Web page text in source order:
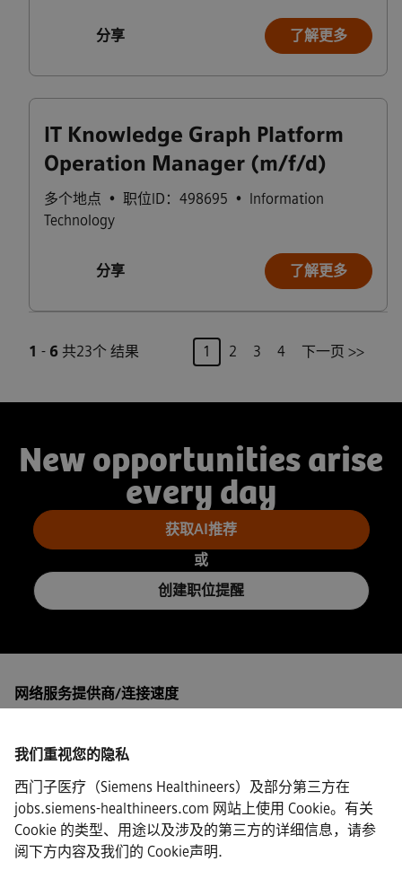
我们重视您的隐私
西门子医疗（Siemens Healthineers）及部分第三方在
jobs.siemens-healthineers.com 网站上使用 Cookie。有关
Cookie 的类型、用途以及涉及的第三方的详细信息，请参
阅下方内容及我们的 Cookie声明.
分享 了解更多
IT Knowledge Graph Platform
Operation Manager (m/f/d)
多个地点 • 职位ID：498695 • Information
Technology
分享 了解更多
1 - 6 共23个 结果 页1 2 3 4 下一页 >>
New opportunities arise
every day
获取AI推荐
或
创建职位提醒
网络服务提供商/连接速度
Siemens Healthineers AG © 2026
常见问题
·
企业信息